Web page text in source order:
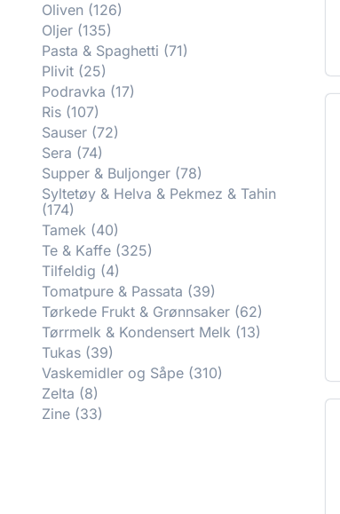
Oliven (126)
Oljer (135)
Pasta & Spaghetti (71)
Plivit (25)
Podravka (17)
Ris (107)
Sauser (72)
Sera (74)
Supper & Buljonger (78)
Syltetøy & Helva & Pekmez & Tahin
(174)
Tamek (40)
Te & Kaffe (325)
Tilfeldig (4)
Tomatpure & Passata (39)
Tørkede Frukt & Grønnsaker (62)
Tørrmelk & Kondensert Melk (13)
Tukas (39)
Vaskemidler og Såpe (310)
Zelta (8)
Zine (33)